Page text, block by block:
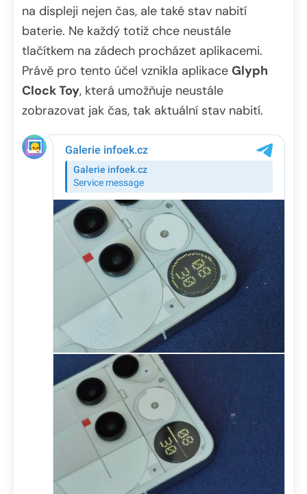
na displeji nejen čas, ale také stav nabití
baterie. Ne každý totiž chce neustále
tlačítkem na zádech procházet aplikacemi.
Právě pro tento účel vznikla aplikace Glyph
Clock Toy, která umožňuje neustále
zobrazovat jak čas, tak aktuální stav nabití.